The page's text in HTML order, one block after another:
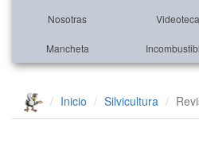
Nosotras Videoteca
Mancheta
Inicio Silvicultura